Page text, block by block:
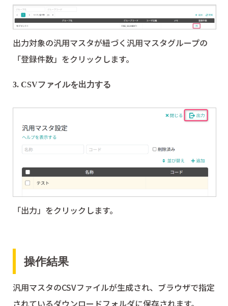
出力対象の汎用マスタが紐づく汎用マスタグループの
「登録件数」をクリックします。
3. CSVファイルを出力する
「出力」をクリックします。
操作結果
汎用マスタのCSVファイルが生成され、ブラウザで指定